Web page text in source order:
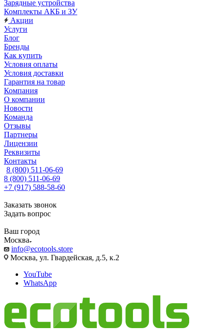
Зарядные устройства
Комплекты АКБ и ЗУ
Акции
Услуги
Блог
Бренды
Как купить
Условия оплаты
Условия доставки
Гарантия на товар
Компания
О компании
Новости
Команда
Отзывы
Партнеры
Лицензии
Реквизиты
Контакты
8 (800) 511-06-69
8 (800) 511-06-69
+7 (917) 588-58-60
Заказать звонок
Задать вопрос
Ваш город
Москва
info@ecotools.store
Москва, ул. Гвардейская, д.5, к.2
YouTube
WhatsApp